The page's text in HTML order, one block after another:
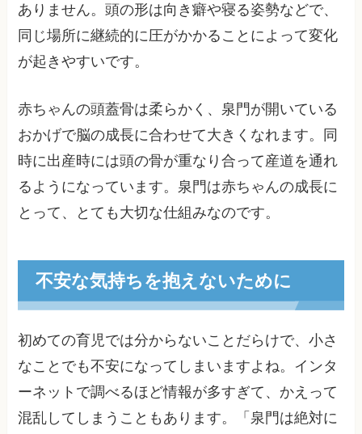
ありません。頭の形は向き癖や寝る姿勢などで、
同じ場所に継続的に圧がかかることによって変化
が起きやすいです。
赤ちゃんの頭蓋骨は柔らかく、泉門が開いている
おかげで脳の成長に合わせて大きくなれます。同
時に出産時には頭の骨が重なり合って産道を通れ
るようになっています。泉門は赤ちゃんの成長に
とって、とても大切な仕組みなのです。
不安な気持ちを抱えないために
初めての育児では分からないことだらけで、小さ
なことでも不安になってしまいますよね。インタ
ーネットで調べるほど情報が多すぎて、かえって
混乱してしまうこともあります。「泉門は絶対に